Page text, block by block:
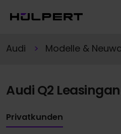
Audi Modelle &
Audi Q2
Privatkunden